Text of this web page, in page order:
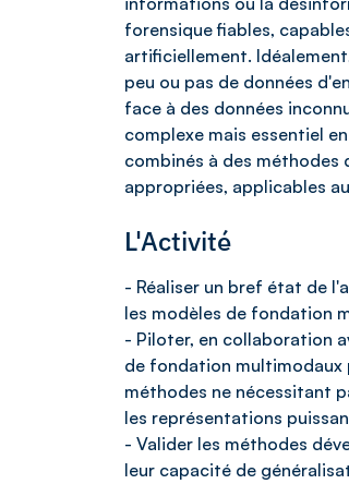
forensique fiables,
artificiellement.
peu ou pas de données
face à des données
complexe mais essentiel
combinés à des méthodes
appropriées, applicables
L'Activité
- Réaliser un bref état de
les modèles de fondation
- Piloter, en collaboration
de fondation multimodaux
méthodes ne nécessitant
les représentations
- Valider les méthodes
leur capacité de